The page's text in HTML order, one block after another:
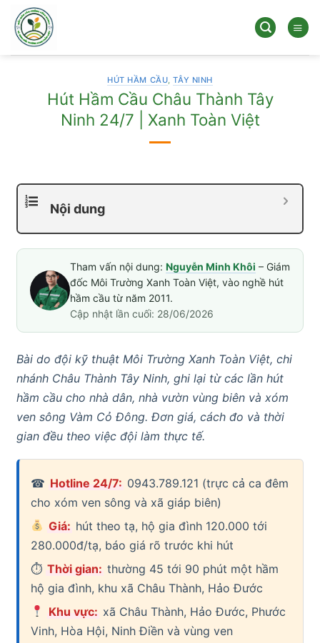
qua
dung
HÚT HẦM CẦU,TÂY NINH
Hút Hầm Cầu Châu Thành Tây
Ninh 24/7 | Xanh Toàn Việt
Nội dung
Tham vấn nội dung: Nguyễn Minh Khôi – Giám
đốc Môi Trường Xanh Toàn Việt, vào nghề hút
hầm cầu từ năm 2011.
Cập nhật lần cuối: 28/06/2026
Bài do đội kỹ thuật Môi Trường Xanh Toàn Việt, chi
nhánh Châu Thành Tây Ninh, ghi lại từ các lần hút
hầm cầu cho nhà dân, nhà vườn vùng biên và xóm
ven sông Vàm Cỏ Đông. Đơn giá, cách đo và thời
gian đều theo việc đội làm thực tế.
☎ Hotline 24/7: 0943.789.121 (trực cả ca đêm
cho xóm ven sông và xã giáp biên)
Giá: hút theo tạ, hộ gia đình 120.000 tới
280.000đ/tạ, báo giá rõ trước khi hút
⏱ Thời gian: thường 45 tới 90 phút một hầm
hộ gia đình, khu xã Châu Thành, Hảo Đước
Khu vực: xã Châu Thành, Hảo Đước, Phước
Vinh, Hòa Hội, Ninh Điền và vùng ven